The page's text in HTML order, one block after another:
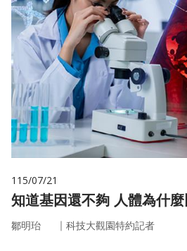
115/07/21
知道基因還不夠
鄒明珆 ｜ 科技大觀園特約記者